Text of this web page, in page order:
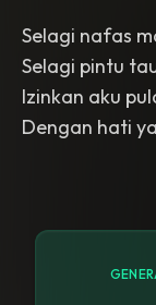
Selagi nafas
Selagi pintu
Izinkan aku
Dengan hati